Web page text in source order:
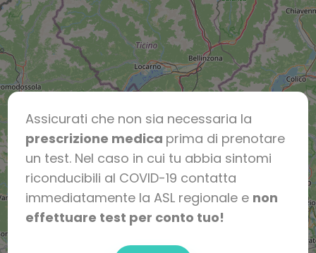
Assicurati che non sia necessaria la
prescrizione medica prima di prenotare
un test. Nel caso in cui tu abbia sintomi
riconducibili al COVID-19 contatta
immediatamente la ASL regionale e non
effettuare test per conto tuo!